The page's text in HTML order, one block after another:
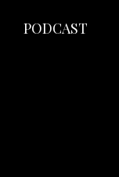
PODCAST